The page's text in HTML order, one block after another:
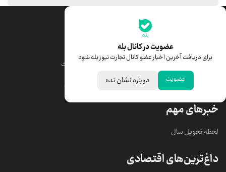
عضویت در کانال بله
برای دریافت آخرین اخبار عضو کانال تجارت نیوز بله شود
عضویت دوباره نشان نده
جدیدترین قیمت‌ها
قیمت دلار
قیمت سکه امامی
قیمت درهم امارات
ابزار تبدیل نرخ ارز
خبرهای مهم
لحظه تحویل سال
داغ‌ترین‌های اقتصادی